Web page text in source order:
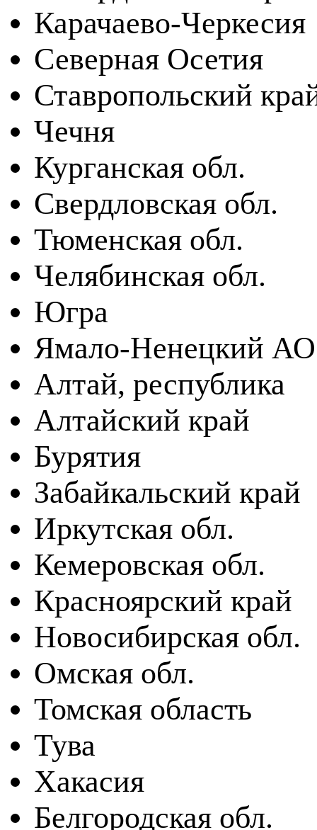
Карачаево-Черкесия
Северная Осетия
Ставропольский
Чечня
Курганская обл.
Свердловская обл.
Тюменская обл.
Челябинская обл.
Югра
Ямало-Ненецкий АО
Алтай, республика
Алтайский край
Бурятия
Забайкальский край
Иркутская обл.
Кемеровская обл.
Красноярский край
Новосибирская обл.
Омская обл.
Томская область
Тува
Хакасия
Белгородская обл.